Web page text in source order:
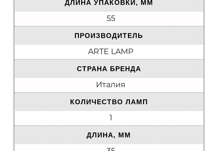
ДЛИНА УПАКОВКИ, ММ
55
ПРОИЗВОДИТЕЛЬ
ARTE LAMP
СТРАНА БРЕНДА
Италия
КОЛИЧЕСТВО ЛАМП
1
ДЛИНА, ММ